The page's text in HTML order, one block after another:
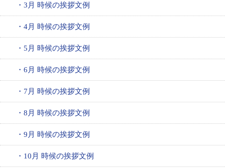
・3月 時候の挨拶文例
・4月 時候の挨拶文例
・5月 時候の挨拶文例
・6月 時候の挨拶文例
・7月 時候の挨拶文例
・8月 時候の挨拶文例
・9月 時候の挨拶文例
・10月 時候の挨拶文例